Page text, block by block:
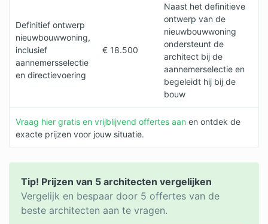
Definitief ontwerp
nieuwbouwwoning,
inclusief
aannemersselectie
en directievoering
€ 18.500
Naast het definitieve
ontwerp van de
nieuwbouwwoning
ondersteunt de
architect bij de
aannemerselectie en
begeleidt hij bij de
bouw
Vraag hier gratis en vrijblijvend offertes aan en ontdek de
exacte prijzen voor jouw situatie.
Tip! Prijzen van 5 architecten vergelijken
Vergelijk en bespaar door 5 offertes van de
beste architecten aan te vragen.